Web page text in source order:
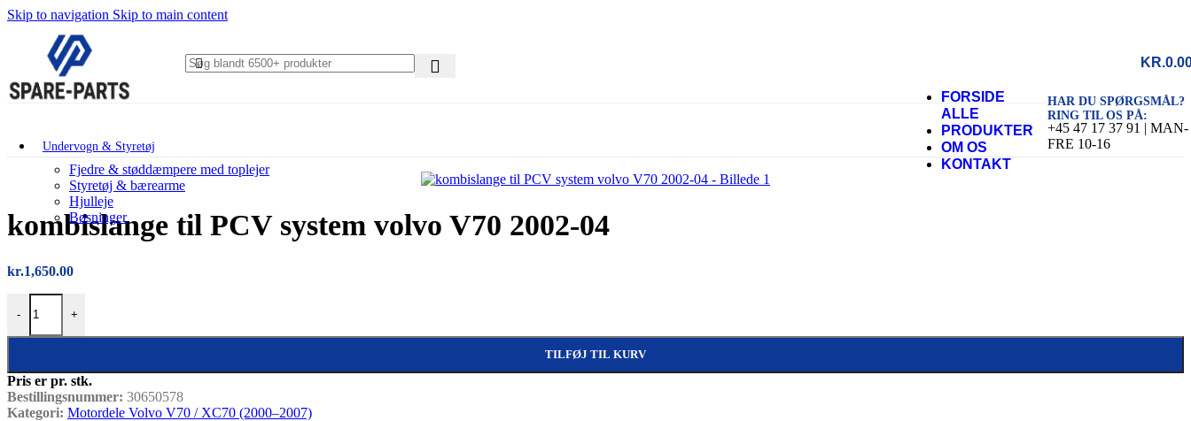
Skip to navigation Skip to main content
KR.
Undervogn & Styretøj
Fjedre & støddæmpere med toplejer
Styretøj & bærearme
Hjulleje
Bøsninger
FORSIDE
ALLE
PRODUKTER
OM OS
KONTAKT
HAR DU SPØRGSMÅL?
RING TIL OS PÅ:
+45 47 17 37 91 | MAN-
FRE 10-16
kombislange til PCV system volvo V70 2002-04
kr.1,650.00
-
kombislange til PCV system volvo V70 2002-04 antal
+
TILFØJ TIL KURV
Pris er pr. stk.
Bestillingsnummer: 30650578
Kategori: Motordele Volvo V70 / XC70 (2000–2007)